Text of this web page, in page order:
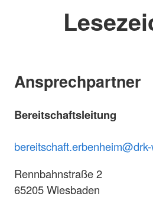
Ansprechpartner
Bereitschaftsleitung
Rennbahnstraße 2
65205 Wiesbaden